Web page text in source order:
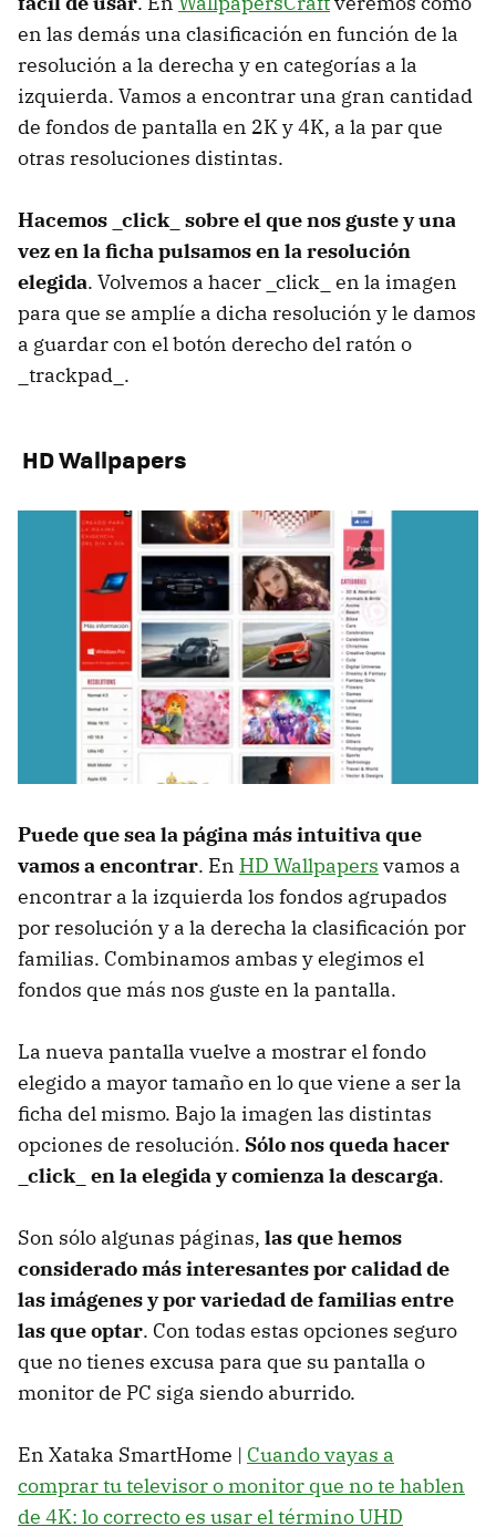
en las demás una clasificación en función de la
resolución a la derecha y en categorías a la
izquierda. Vamos a encontrar una gran cantidad
de fondos de pantalla en 2K y 4K, a la par que
otras resoluciones distintas.
Hacemos _click_ sobre el que nos guste y una
vez en la ficha pulsamos en la resolución
elegida. Volvemos a hacer _click_ en la imagen
para que se amplíe a dicha resolución y le damos
a guardar con el botón derecho del ratón o
_trackpad_.
HD Wallpapers
Puede que sea la página más intuitiva que
vamos a encontrar. En HD Wallpapers vamos a
encontrar a la izquierda los fondos agrupados
por resolución y a la derecha la clasificación por
familias. Combinamos ambas y elegimos el
fondos que más nos guste en la pantalla.
La nueva pantalla vuelve a mostrar el fondo
elegido a mayor tamaño en lo que viene a ser la
ficha del mismo. Bajo la imagen las distintas
opciones de resolución. Sólo nos queda hacer
_click_ en la elegida y comienza la descarga.
Son sólo algunas páginas, las que hemos
considerado más interesantes por calidad de
las imágenes y por variedad de familias entre
las que optar. Con todas estas opciones seguro
que no tienes excusa para que su pantalla o
monitor de PC siga siendo aburrido.
En Xataka SmartHome | Cuando vayas a
comprar tu televisor o monitor que no te hablen
de 4K: lo correcto es usar el término UHD